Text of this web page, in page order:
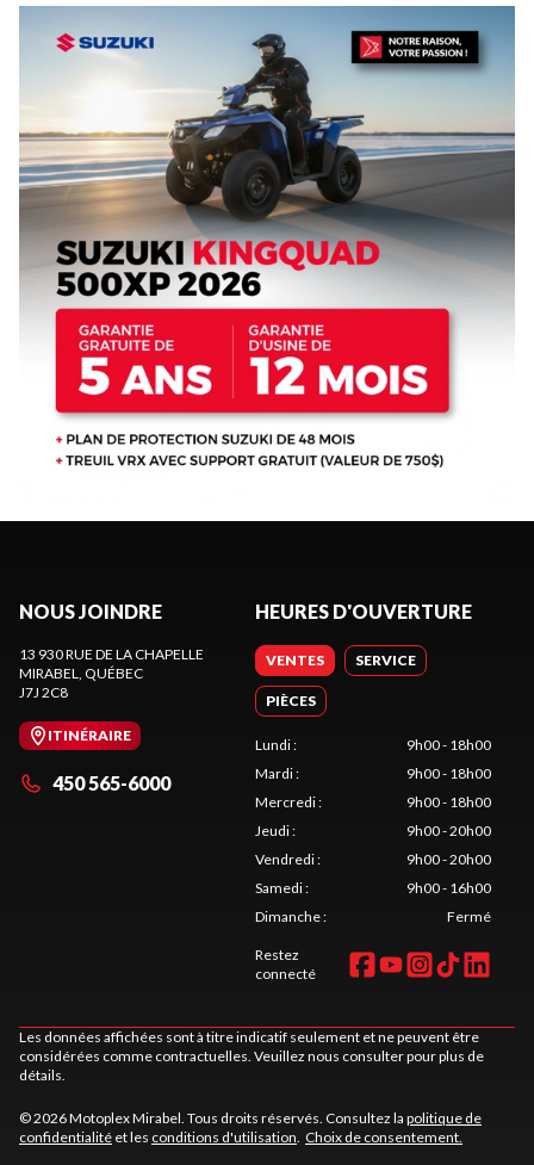
NOUS JOINDRE
13 930 RUE DE LA CHAPELLE
MIRABEL
, QUÉBEC
J7J 2C8
ITINÉRAIRE
450 565-6000
HEURES D'OUVERTURE
VENTES SERVICE
PIÈCES
Lundi:
9h00 - 18h00
Mardi:
9h00 - 18h00
Mercredi:
9h00 - 18h00
Jeudi:
9h00 - 20h00
Vendredi:
9h00 - 20h00
Samedi:
9h00 - 16h00
Dimanche: Fermé
Restez
connecté
Les données affichées sont à titre indicatif seulement et ne peuvent être
considérées comme contractuelles. Veuillez nous consulter pour plus de
détails.
© 2026 Motoplex Mirabel. Tous droits réservés. Consultez la politique de
confidentialité et les conditions d'utilisation Choix de consentement.